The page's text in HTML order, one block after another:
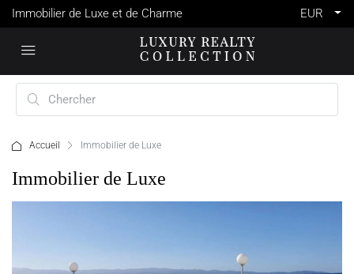
Immobilier de Luxe et de Charme EUR
Accueil Immobilier de Luxe
Immobilier de Luxe